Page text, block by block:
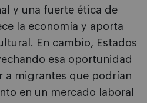
y una fuerte ética de
la economía y aporta
En cambio, Estados
esa oportunidad
a migrantes que podrían
en un mercado laboral